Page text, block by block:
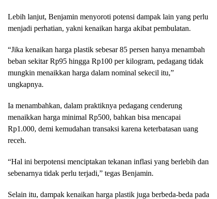
Lebih lanjut, Benjamin menyoroti potensi dampak lain yang perlu
menjadi perhatian, yakni kenaikan harga akibat pembulatan.
“Jika kenaikan harga plastik sebesar 85 persen hanya menambah
beban sekitar Rp95 hingga Rp100 per kilogram, pedagang tidak
mungkin menaikkan harga dalam nominal sekecil itu,”
ungkapnya.
Ia menambahkan, dalam praktiknya pedagang cenderung
menaikkan harga minimal Rp500, bahkan bisa mencapai
Rp1.000, demi kemudahan transaksi karena keterbatasan uang
receh.
“Hal ini berpotensi menciptakan tekanan inflasi yang berlebih dan
sebenarnya tidak perlu terjadi,” tegas Benjamin.
Selain itu, dampak kenaikan harga plastik juga berbeda-beda pada